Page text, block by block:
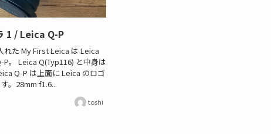
1 / Leica Q-P
れた My First Leica は Leica
。 Leica Q(Typ116) と中身は
Q-P は上面に Leica のロゴ
。28mm f1.6...
toshi